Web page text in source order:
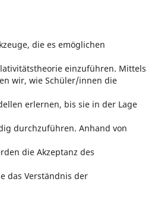
die es emöglichen
einzuführen. Mittels
wir, wie Schüler/innen die
erlernen, bis sie in der Lage
durchzuführen. Anhand von
die Akzeptanz des
das Verständnis der